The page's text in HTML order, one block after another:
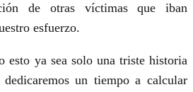
de otras víctimas que iban
esfuerzo.
esto ya sea solo una triste historia
un tiempo a calcular